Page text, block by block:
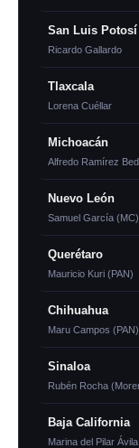
San Luis Potosí
Ricardo Gallardo
Tlaxcala
Lorena Cuéllar
Michoacán
Alfredo Ramírez
Nuevo León
Samuel García (MC)
Querétaro
Mauricio Kuri (PAN)
Chihuahua
Maru Campos (PAN)
Sinaloa
Rubén Rocha
Baja California
Marina del Pilar